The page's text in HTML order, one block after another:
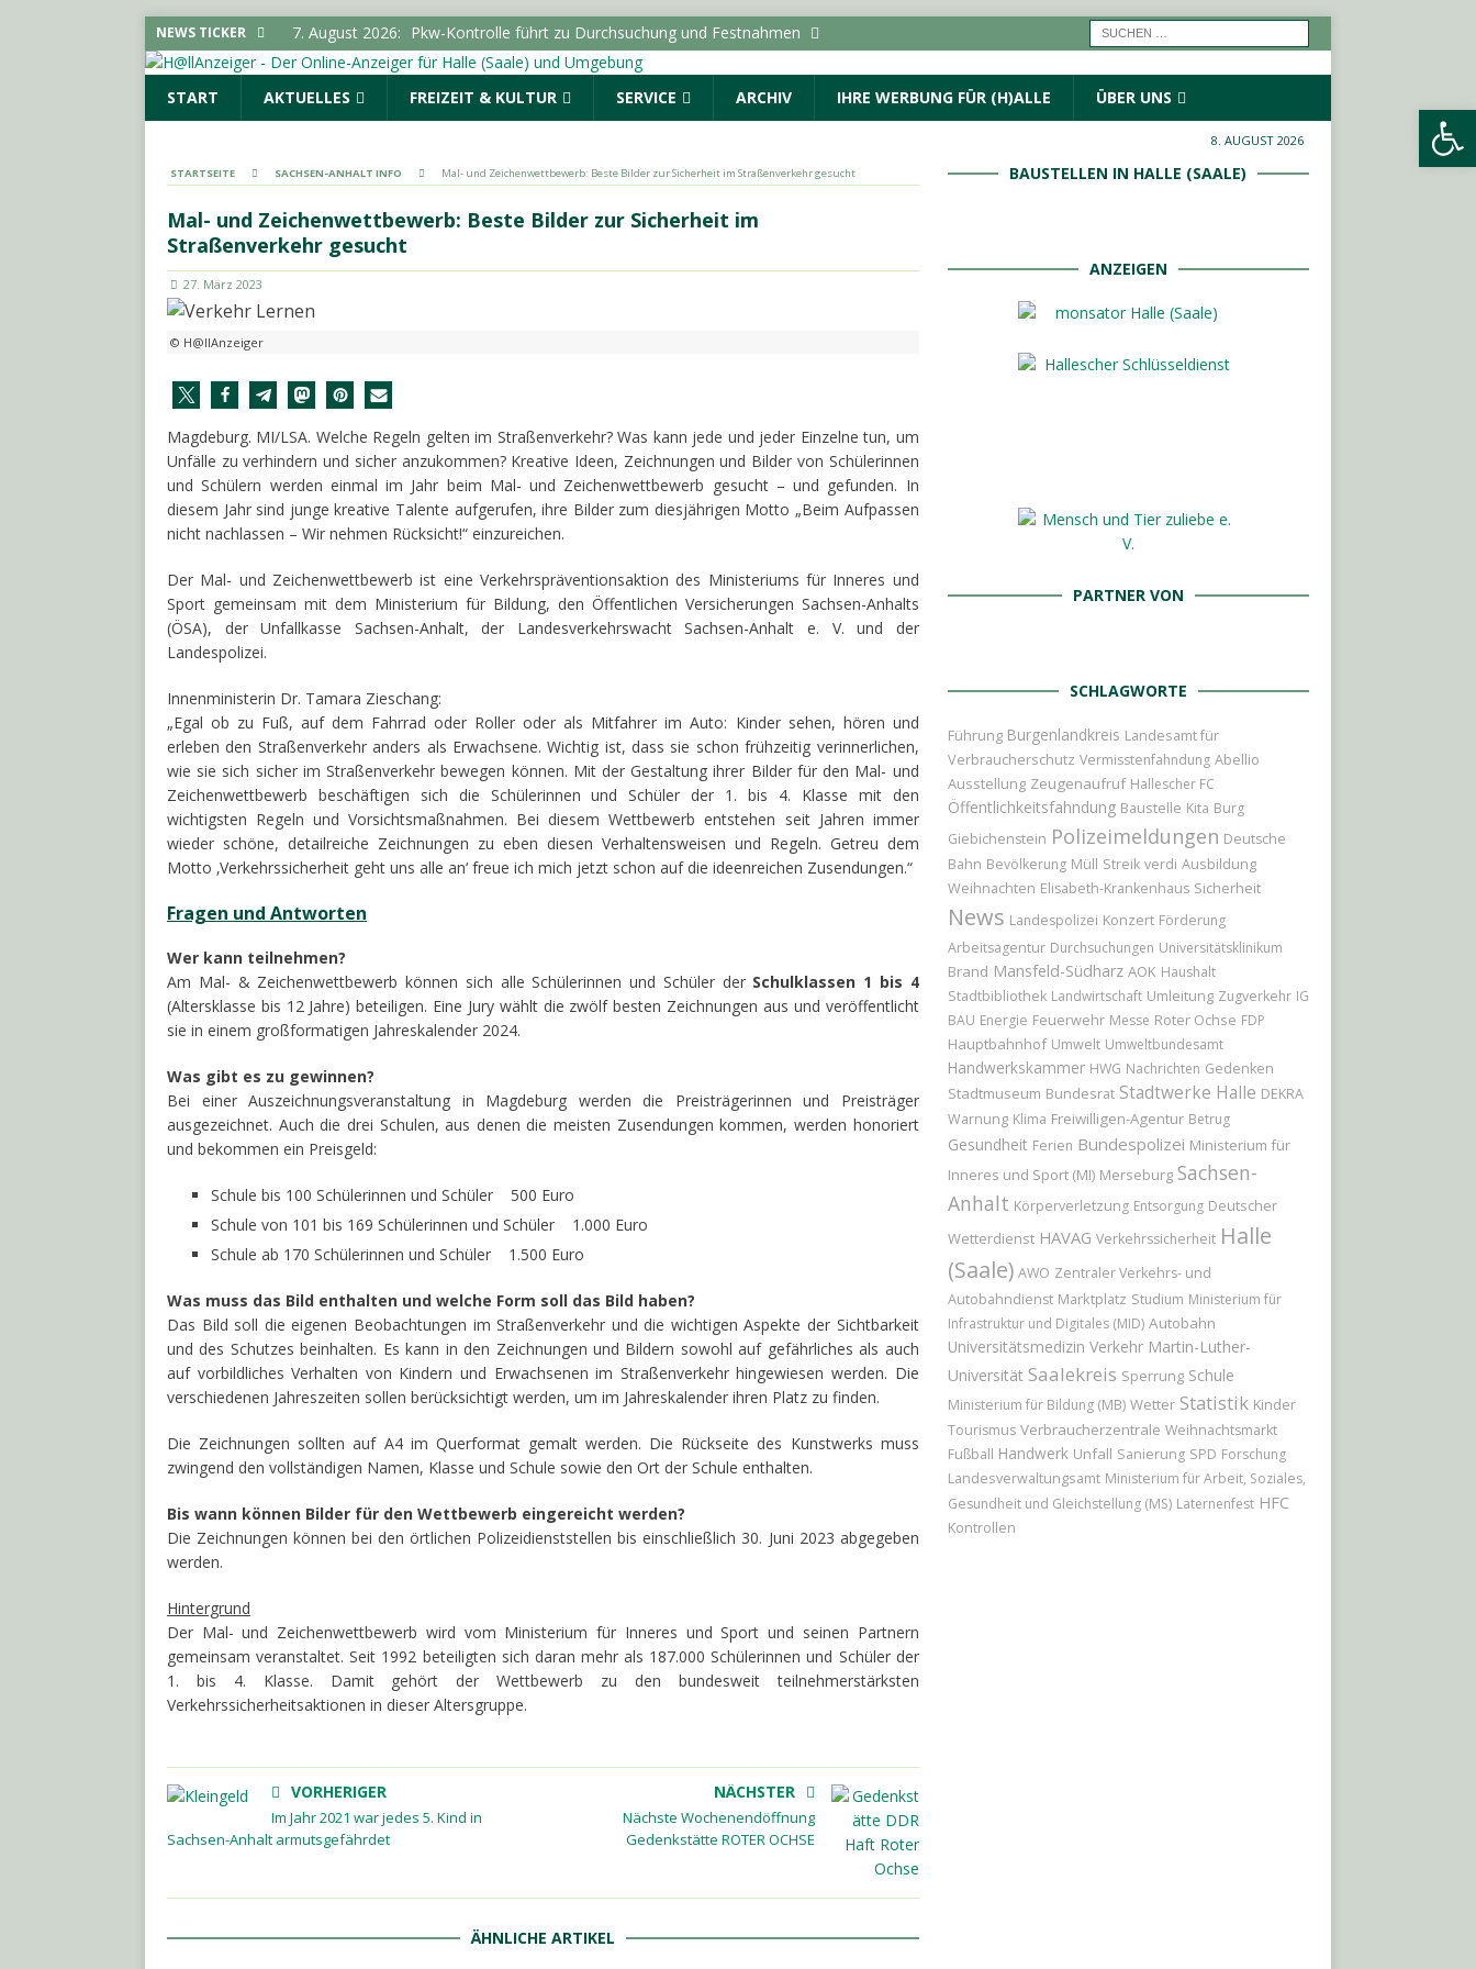
Werkzeugleiste öffnen
NEWS TICKER 7. August 2026: Pkw-Kontrolle führt zu Durchsuchung und Festnahmen
POLIZEIMELDUNGEN
7. August 2026:
Sonderausstellung “Die Schamanin” im Landesmuseum für
(SAALE) & UMGEBUNG
LOKALE NACHRICHTEN - HALLE (SAALE) & UMGEBUNG
7. August 2026:
UMGEBUNG
START AKTUELLES FREIZEIT & KULTUR SERVICE ARCHIV IHRE WERBUNG FÜR (H)ALLE ÜBER UNS
8. AUGUST 2026
STARTSEITE SACHSEN-ANHALT INFO Mal- und Zeichenwettbewerb: Beste Bilder zur Sicherheit im Straßenverkehr gesucht
Mal- und Zeichenwettbewerb: Beste Bilder zur Sicherheit im
Straßenverkehr gesucht
27. März 2023
© H@llAnzeiger
Magdeburg. MI/LSA. Welche Regeln gelten im Straßenverkehr? Was kann jede und jeder Einzelne tun, um
Unfälle zu verhindern und sicher anzukommen? Kreative Ideen, Zeichnungen und Bilder von Schülerinnen
und Schülern werden einmal im Jahr beim Mal- und Zeichenwettbewerb gesucht – und gefunden. In
diesem Jahr sind junge kreative Talente aufgerufen, ihre Bilder zum diesjährigen Motto „Beim Aufpassen
nicht nachlassen – Wir nehmen Rücksicht!“ einzureichen.
Der Mal- und Zeichenwettbewerb ist eine Verkehrspräventionsaktion des Ministeriums für Inneres und
Sport gemeinsam mit dem Ministerium für Bildung, den Öffentlichen Versicherungen Sachsen-Anhalts
(ÖSA), der Unfallkasse Sachsen-Anhalt, der Landesverkehrswacht Sachsen-Anhalt e. V. und der
Landespolizei.
Innenministerin Dr. Tamara Zieschang:
„Egal ob zu Fuß, auf dem Fahrrad oder Roller oder als Mitfahrer im Auto: Kinder sehen, hören und
erleben den Straßenverkehr anders als Erwachsene. Wichtig ist, dass sie schon frühzeitig verinnerlichen,
wie sie sich sicher im Straßenverkehr bewegen können. Mit der Gestaltung ihrer Bilder für den Mal- und
Zeichenwettbewerb beschäftigen sich die Schülerinnen und Schüler der 1. bis 4. Klasse mit den
wichtigsten Regeln und Vorsichtsmaßnahmen. Bei diesem Wettbewerb entstehen seit Jahren immer
wieder schöne, detailreiche Zeichnungen zu eben diesen Verhaltensweisen und Regeln. Getreu dem
Motto ‚Verkehrssicherheit geht uns alle an‘ freue ich mich jetzt schon auf die ideenreichen Zusendungen.“
Fragen und Antworten
Wer kann teilnehmen?
Am Mal- & Zeichenwettbewerb können sich alle Schülerinnen und Schüler der Schulklassen 1 bis 4
(Altersklasse bis 12 Jahre) beteiligen. Eine Jury wählt die zwölf besten Zeichnungen aus und veröffentlicht
sie in einem großformatigen Jahreskalender 2024.
Was gibt es zu gewinnen?
Bei einer Auszeichnungsveranstaltung in Magdeburg werden die Preisträgerinnen und Preisträger
ausgezeichnet. Auch die drei Schulen, aus denen die meisten Zusendungen kommen, werden honoriert
und bekommen ein Preisgeld:
Schule bis 100 Schülerinnen und Schüler 500 Euro
Schule von 101 bis 169 Schülerinnen und Schüler 1.000 Euro
Schule ab 170 Schülerinnen und Schüler 1.500 Euro
Was muss das Bild enthalten und welche Form soll das Bild haben?
Das Bild soll die eigenen Beobachtungen im Straßenverkehr und die wichtigen Aspekte der Sichtbarkeit
und des Schutzes beinhalten. Es kann in den Zeichnungen und Bildern sowohl auf gefährliches als auch
auf vorbildliches Verhalten von Kindern und Erwachsenen im Straßenverkehr hingewiesen werden. Die
verschiedenen Jahreszeiten sollen berücksichtigt werden, um im Jahreskalender ihren Platz zu finden.
Die Zeichnungen sollten auf A4 im Querformat gemalt werden. Die Rückseite des Kunstwerks muss
zwingend den vollständigen Namen, Klasse und Schule sowie den Ort der Schule enthalten.
Bis wann können Bilder für den Wettbewerb eingereicht werden?
Die Zeichnungen können bei den örtlichen Polizeidienststellen bis einschließlich 30. Juni 2023 abgegeben
werden.
Hintergrund
Der Mal- und Zeichenwettbewerb wird vom Ministerium für Inneres und Sport und seinen Partnern
gemeinsam veranstaltet. Seit 1992 beteiligten sich daran mehr als 187.000 Schülerinnen und Schüler der
1. bis 4. Klasse. Damit gehört der Wettbewerb zu den bundesweit teilnehmerstärksten
Verkehrssicherheitsaktionen in dieser Altersgruppe.
VORHERIGER
Im Jahr 2021 war jedes 5. Kind in
Sachsen-Anhalt armutsgefährdet
NÄCHSTER
Nächste Wochenendöffnung
Gedenkstätte ROTER OCHSE
ÄHNLICHE ARTIKEL
BAUSTELLEN IN HALLE (SAALE)
ANZEIGEN
PARTNER VON
SCHLAGWORTE
Führung Burgenlandkreis Landesamt für
Verbraucherschutz Vermisstenfahndung Abellio
Ausstellung Zeugenaufruf Hallescher FC
Öffentlichkeitsfahndung Baustelle Kita Burg
Giebichenstein Polizeimeldungen Deutsche
Bahn Bevölkerung Müll Streik verdi Ausbildung
Weihnachten Elisabeth-Krankenhaus Sicherheit
News Landespolizei Konzert Förderung
Arbeitsagentur Durchsuchungen Universitätsklinikum
Brand Mansfeld-Südharz AOK Haushalt
Stadtbibliothek Landwirtschaft Umleitung Zugverkehr IG
BAU Energie Feuerwehr Messe Roter Ochse FDP
Hauptbahnhof Umwelt Umweltbundesamt
Handwerkskammer HWG Nachrichten Gedenken
Stadtmuseum Bundesrat Stadtwerke Halle DEKRA
Warnung Klima Freiwilligen-Agentur Betrug
Gesundheit Ferien Bundespolizei Ministerium für
Inneres und Sport (MI) Merseburg Sachsen-
Anhalt Körperverletzung Entsorgung Deutscher
Wetterdienst HAVAG Verkehrssicherheit Halle
(Saale) AWO Zentraler Verkehrs- und
Autobahndienst Marktplatz Studium Ministerium für
Infrastruktur und Digitales (MID) Autobahn
Universitätsmedizin Verkehr Martin-Luther-
Universität Saalekreis Sperrung Schule
Ministerium für Bildung (MB) Wetter Statistik Kinder
Tourismus Verbraucherzentrale Weihnachtsmarkt
Fußball Handwerk Unfall Sanierung SPD Forschung
Landesverwaltungsamt Ministerium für Arbeit, Soziales,
Gesundheit und Gleichstellung (MS) Laternenfest HFC
Kontrollen